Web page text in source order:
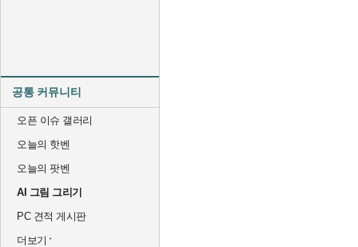
공통 커뮤니티
오픈 이슈 갤러리
오늘의 핫벤
오늘의 팟벤
AI 그림 그리기
PC 견적 게시판
더보기